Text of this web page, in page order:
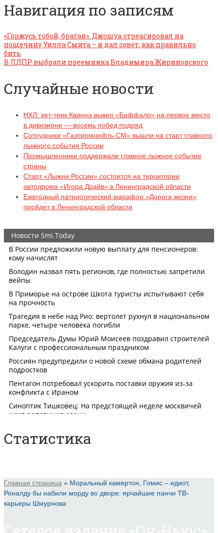
Навигация по записям
«Горжусь тобой, братан». Джошуа отреагировал на
пощечину Уилла Смита – и дал совет, как правильно
бить
В ЛДПР выбрали преемника Владимира Жириновского
Случайные новости
НХЛ: хет-трик Квинна вывел «Баффало» на первое место
в дивизионе — восемь побед подряд
Сотрудники «Газпромнефть-СМ» вышли на старт главного
лыжного события России
Промышленники поддержали главное лыжное событие
страны
Старт «Лыжни России» состоится на территории
автодрома «Игора Драйв» в Ленинградской области
Ежегодный патриотический марафон «Дорога жизни»
пройдет в Ленинградской области
Статистика
Главная страница » Моральный камертон, Гомис – идиот,
Роналду бы набили морду во дворе: ярчайшие панчи ТВ-
карьеры Шмурнова